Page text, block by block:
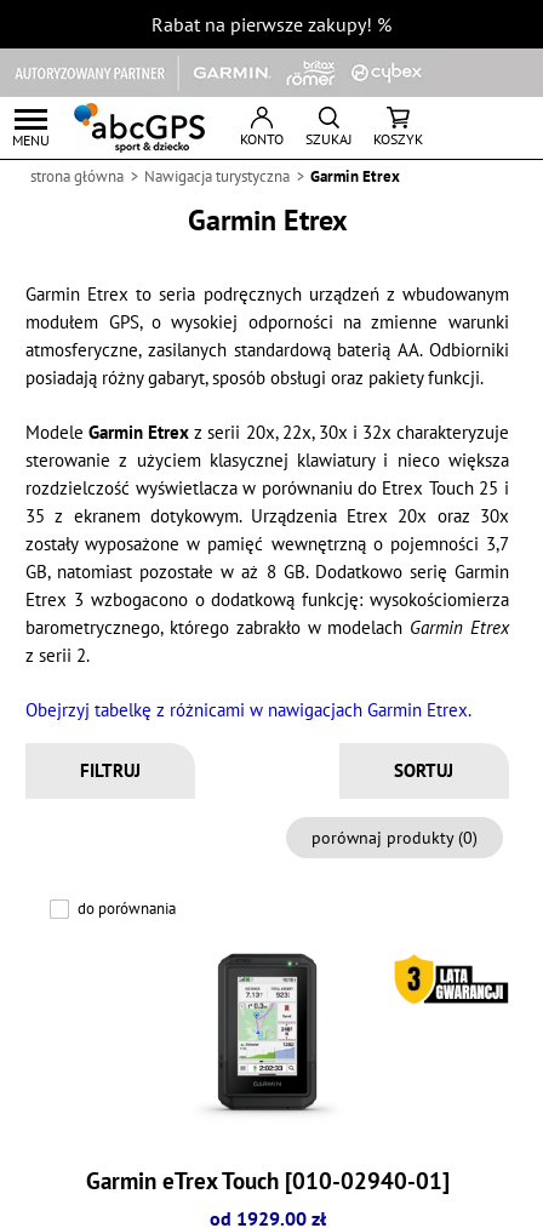
Rabat na pierwsze zakupy! %
MENU KONTO SZUKAJ KOSZYK
strona główna Nawigacja turystyczna Garmin Etrex
Garmin Etrex
Garmin Etrex to seria podręcznych urządzeń z wbudowanym
modułem GPS, o wysokiej odporności na zmienne warunki
atmosferyczne, zasilanych standardową baterią AA. Odbiorniki
posiadają różny gabaryt, sposób obsługi oraz pakiety funkcji.
ModeleGarmin Etrex z serii 20x, 22x, 30x i 32x charakteryzuje
sterowanie z użyciem klasycznej klawiatury i nieco większa
rozdzielczość wyświetlacza w porównaniu do Etrex Touch 25 i
35 z ekranem dotykowym. Urządzenia Etrex 20x oraz 30x
zostały wyposażone w pamięć wewnętrzną o pojemności 3,7
GB, natomiast pozostałe w aż 8 GB. Dodatkowo serię Garmin
Etrex 3 wzbogacono o dodatkową funkcję: wysokościomierza
barometrycznego, którego zabrakło w modelach Garmin Etrex
z serii 2.
Obejrzyj tabelkę z różnicami w nawigacjach Garmin Etrex.
FILTRUJ
porównaj produkty (0)
do porównania
Garmin eTrex Touch [010-02940-01]
od 1929.00 zł